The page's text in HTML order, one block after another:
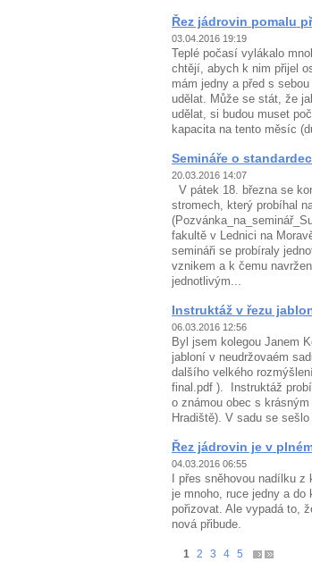
Řez jádrovin pomalu
03.04.2016 19:19
Teplé počasí vylákalo
chtějí, abych k nim přijel
mám jedny a před s
udělat. Může se stát, že
udělat, si budou muset
kapacita na tento měsíc
Semináře o
20.03.2016 14:07
V pátek 18. března se
stromech, který probíhal
fakultě v Lednici na
semináři se probíraly
vznikem a k čemu
jednotlivým...
Instruktáž v řezu
06.03.2016 12:56
Byl jsem kolegou Janem
jabloní v neudržovaém
dalšího velkého
final.pdf ). Instruktáž
o známou obec s
Hradiště). V sadu se
Řez jádrovin je v
04.03.2016 06:55
I přes sněhovou nadílku
je mnoho, ruce jedny a do
pořizovat. Ale vypadá to,
nová přibude.
1 2 3 4 5